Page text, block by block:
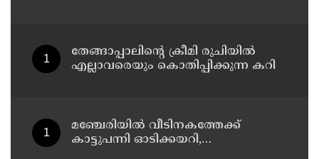
തേങ്ങാപ്പാലിന്റെ ക്രീമി രുചിയിൽ
എല്ലാവരെയും കൊതിപ്പിക്കുന്ന കറി
മഞ്ചേരിയിൽ വീടിനകത്തേക്ക്
കാട്ടുപന്നി ഓടിക്കയറി,